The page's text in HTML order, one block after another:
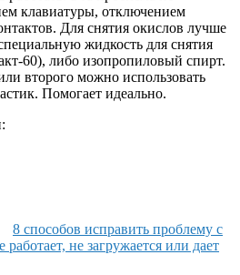
клавиатуры, отключением
Для снятия окислов лучше
жидкость для снятия
60), либо изопропиловый спирт.
второго можно использовать
Помогает идеально.
8 способов исправить проблему с
работает, не загружается или дает